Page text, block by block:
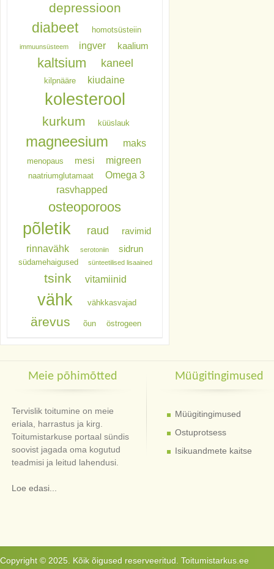
depressioon
diabeet homotsüsteiin
immuunsüsteem ingver kaalium
kaltsium kaneel
kilpnääre kiudaine
kolesterool
kurkum küüslauk
magneesium maks
menopaus mesi migreen
naatriumglutamaat
Omega 3
rasvhapped
osteoporoos
põletik raud ravimid
rinnavähk serotoniin sidrun
südamehaigused sünteetilised lisaained
tsink vitamiinid
vähk vähkkasvajad
ärevus õun östrogeen
Meie põhimõtted
Tervislik toitumine on meie
eriala, harrastus ja kirg.
Toitumistarkuse portaal sündis
soovist jagada oma kogutud
teadmisi ja leitud lahendusi.
Loe edasi...
Müügitingimused
Müügitingimused
Ostuprotsess
Isikuandmete kaitse
Copyright © 2025. Kõik õigused reserveeritud. Toitumistarkus.ee